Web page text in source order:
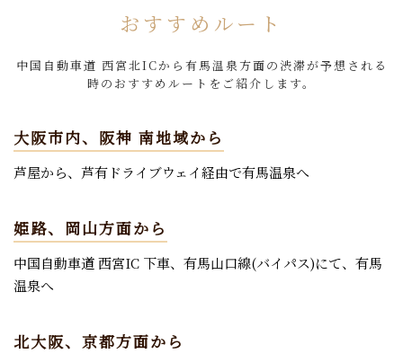
おすすめルート
中国自動車道 ⻄宮北ICから有馬温泉方面の渋滞が予想される
時のおすすめルートをご紹介します。
大阪市内、阪神 南地域から
芦屋から、芦有ドライブウェイ経由で有馬温泉へ
姫路、岡山方面から
中国自動車道 ⻄宮IC 下車、有馬山口線(バイパス)にて、有馬
温泉へ
北大阪、京都方面から